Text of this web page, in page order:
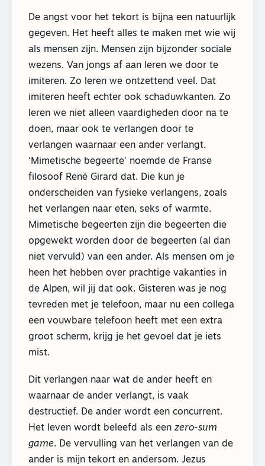
De angst voor het tekort is bijna een natuurlijk
gegeven. Het heeft alles te maken met wie wij
als mensen zijn. Mensen zijn bijzonder sociale
wezens. Van jongs af aan leren we door te
imiteren. Zo leren we ontzettend veel. Dat
imiteren heeft echter ook schaduwkanten. Zo
leren we niet alleen vaardigheden door na te
doen, maar ook te verlangen door te
verlangen waarnaar een ander verlangt.
‘Mimetische begeerte’ noemde de Franse
filosoof René Girard dat. Die kun je
onderscheiden van fysieke verlangens, zoals
het verlangen naar eten, seks of warmte.
Mimetische begeerten zijn die begeerten die
opgewekt worden door de begeerten (al dan
niet vervuld) van een ander. Als mensen om je
heen het hebben over prachtige vakanties in
de Alpen, wil jij dat ook. Gisteren was je nog
tevreden met je telefoon, maar nu een collega
een vouwbare telefoon heeft met een extra
groot scherm, krijg je het gevoel dat je iets
mist.
Dit verlangen naar wat de ander heeft en
waarnaar de ander verlangt, is vaak
destructief. De ander wordt een concurrent.
Het leven wordt beleefd als een zero-sum
game. De vervulling van het verlangen van de
ander is mijn tekort en andersom. Jezus